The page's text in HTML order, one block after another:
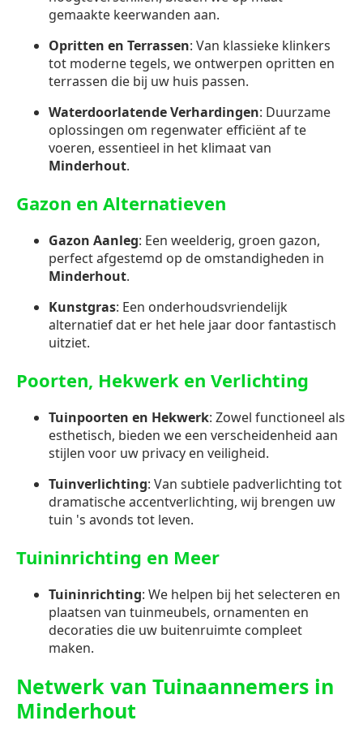
gemaakte keerwanden aan.
Opritten en Terrassen: Van klassieke klinkers
tot moderne tegels, we ontwerpen opritten en
terrassen die bij uw huis passen.
Waterdoorlatende Verhardingen: Duurzame
oplossingen om regenwater efficiënt af te
voeren, essentieel in het klimaat van
Minderhout.
Gazon en Alternatieven
Gazon Aanleg: Een weelderig, groen gazon,
perfect afgestemd op de omstandigheden in
Minderhout.
Kunstgras: Een onderhoudsvriendelijk
alternatief dat er het hele jaar door fantastisch
uitziet.
Poorten, Hekwerk en Verlichting
Tuinpoorten en Hekwerk: Zowel functioneel als
esthetisch, bieden we een verscheidenheid aan
stijlen voor uw privacy en veiligheid.
Tuinverlichting: Van subtiele padverlichting tot
dramatische accentverlichting, wij brengen uw
tuin 's avonds tot leven.
Tuininrichting en Meer
Tuininrichting: We helpen bij het selecteren en
plaatsen van tuinmeubels, ornamenten en
decoraties die uw buitenruimte compleet
maken.
Netwerk van Tuinaannemers in
Minderhout